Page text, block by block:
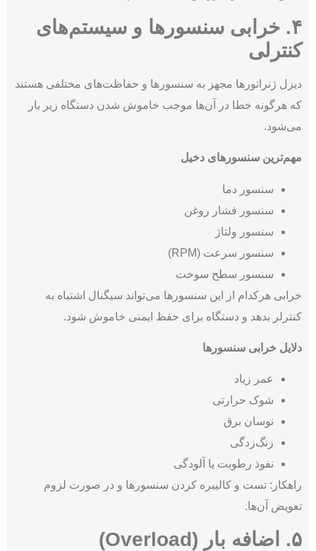
۴. خرابی سنسورها و سیستم‌های
کنترلی
دیزل ژنراتورها مجهز به سنسورها و حفاظت‌های مختلفی هستند
که هرگونه خطا در آن‌ها موجب خاموش شدن دستگاه زیر بار
می‌شود.
مهم‌ترین سنسورهای دخیل
سنسور دما
سنسور فشار روغن
سنسور ولتاژ
سنسور سرعت (RPM)
سنسور سطح سوخت
خرابی هرکدام از این سنسورها می‌تواند سیگنال اشتباه به
کنترلر بدهد و دستگاه برای حفظ ایمنی خاموش شود.
دلایل خرابی سنسورها
عمر زیاد
شوک حرارتی
نوسان برق
زنگ‌زدگی
نفوذ رطوبت یا آلودگی
راهکار: تست و کالیبره کردن سنسورها و در صورت لزوم
تعویض آن‌ها.
۵. اضافه بار (Overload)